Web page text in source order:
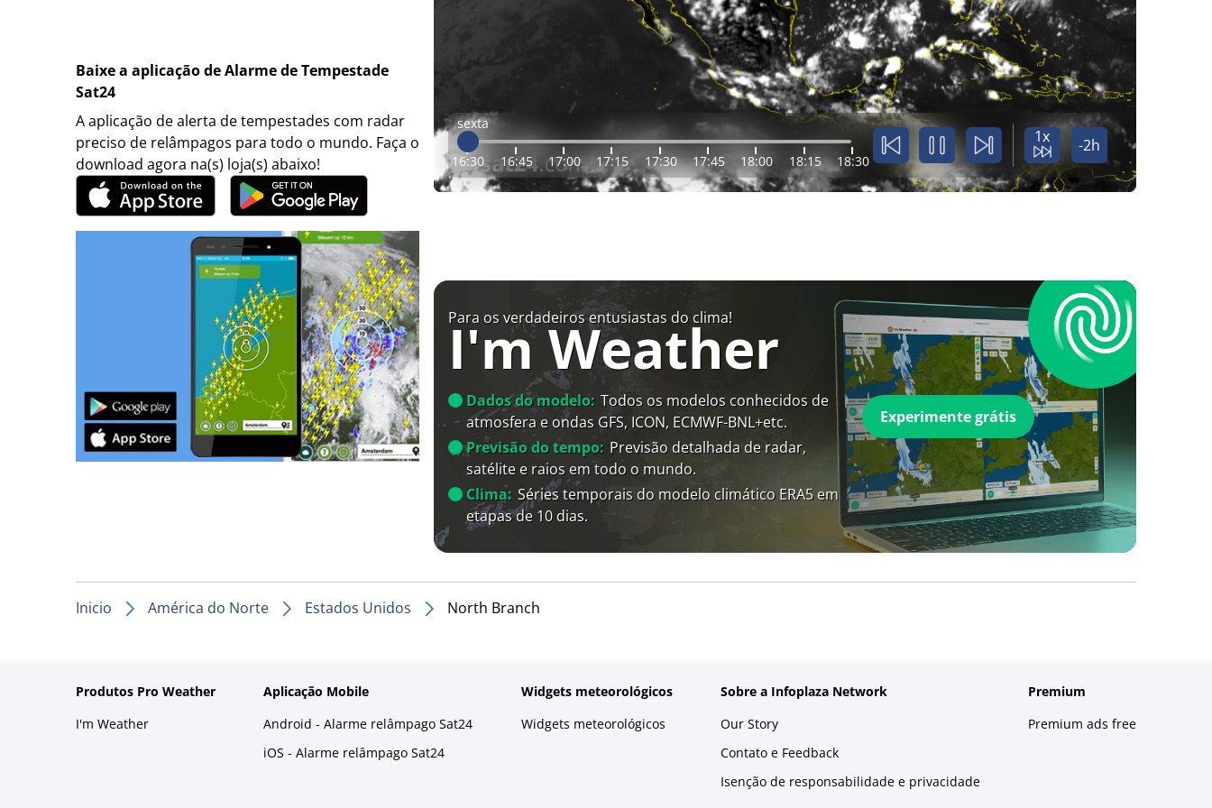
Baixe a aplicação de Alarme de Tempestade
Sat24
A aplicação de alerta de tempestades com radar
preciso de relâmpagos para todo o mundo. Faça o
download agora na(s) loja(s) abaixo!
sexta
16:30 16:45 17:00 17:15 17:30 17:45 18:00 18:15 18:30
1x -2h
Para os verdadeiros entusiastas do clima!
I'm Weather
Dados do modelo: Todos os modelos conhecidos de
atmosfera e ondas GFS, ICON, ECMWF-BNL+etc.
Previsão do tempo: Previsão detalhada de radar,
satélite e raios em todo o mundo.
Clima: Séries temporais do modelo climático ERA5 em
etapas de 10 dias.
Experimente grátis
Inicio América do Norte Estados Unidos North Branch
Produtos Pro Weather
I'm Weather
Aplicação Mobile
Android - Alarme relâmpago Sat24
iOS - Alarme relâmpago Sat24
Widgets meteorológicos
Widgets meteorológicos
Sobre a Infoplaza Network
Our Story
Contato e Feedback
Isenção de responsabilidade e privacidade
Premium
Premium ads free